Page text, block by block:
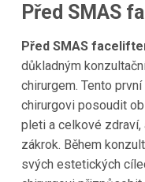
Před SMAS
Před SMAS
důkladným
chirurgem. Tento
chirurgovi posoudit
pleti a celkové zdraví,
zákrok. Během
svých estetických